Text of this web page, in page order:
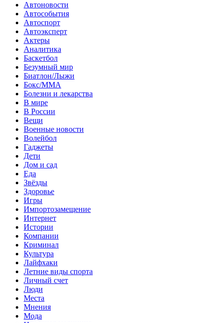
Автоновости
Автособытия
Автоспорт
Автоэксперт
Актеры
Аналитика
Баскетбол
Безумный мир
Биатлон/Лыжи
Бокс/MMA
Болезни и лекарства
В мире
В России
Вещи
Военные новости
Волейбол
Гаджеты
Дети
Дом и сад
Еда
Звёзды
Здоровье
Игры
Импортозамещение
Интернет
Истории
Компании
Криминал
Культура
Лайфхаки
Летние виды спорта
Личный счет
Люди
Места
Мнения
Мода